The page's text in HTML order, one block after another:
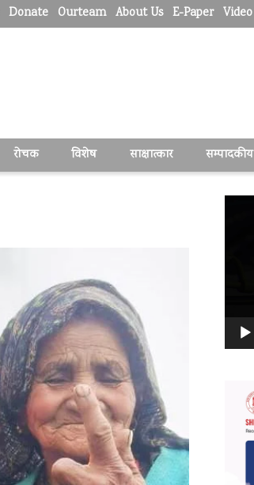
Donate Ourteam About Us E-Paper Video
रोचक विशेष साक्षात्कार सम्पादकीय